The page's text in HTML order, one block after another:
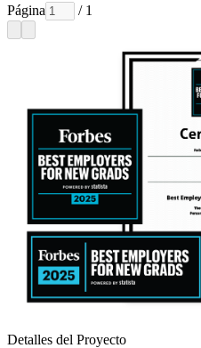
Página / 1
Detalles del Proyecto